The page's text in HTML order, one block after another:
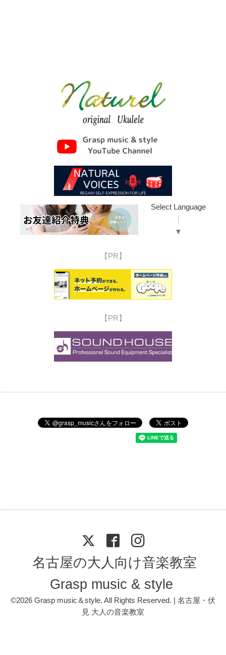
Select Language
▼
【PR】
【PR】
名古屋の大人向け音楽教室
Grasp music & style
©2026 Grasp music＆style. All Rights Reserved. | 名古屋・伏
見 大人の音楽教室